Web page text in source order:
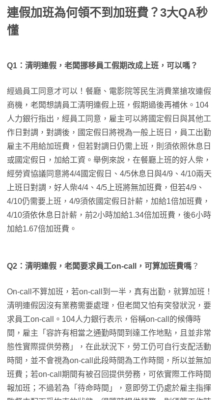
連假加班為何領不到加班費？3大QA秒
懂
Q1：清明連假，老闆挪移員工假期改成上班，可以嗎？
經過員工同意才可以！餐廳、電影院等民生消費業搶攻連假
商機，老闆想請員工清明連假上班，假期過後再補休。104
人力銀行指出，經員工同意，雇主可以將國定假日與其他工
作日對調，對調後，國定假日將視為一般上班日，員工出勤
雇主不用給加班費，但若對調日仍需上班，則須依照休息日
或國定假日，加給工資。舉例來說，在餐廳上班的好人柴，
經勞資協議同意將4/4國定假日、4/5休息日與4/9、4/10兩天
上班日對調，好人柴4/4、4/5上班將無加班費，但若4/9、
4/10仍需要上班，4/9須依國定假日計薪，加給1倍加班費，
4/10須依休息日計薪，前2小時加給1.34倍加班費，後6小時
加給1.67倍加班費。
Q2：清明連假，老闆要求員工on-call，可算加班費嗎 ？
On-call不算加班，若on-call到一半，真有出勤，就算加班！
清明連假因沒有業務需要處理，但老闆又怕有突發狀況，要
求員工on-call。104人力銀行表示，俗稱on-call的候傳時
間，雇主「容許有相當之通勤時間到達工作地點，且並非常
態性實際提供勞務」，在此狀況下，勞工仍可自行支配活動
時間，並不會視為on-call此段時間為工作時間，所以並無加
班費；若on-call期間有被召回提供勞務，可依實際工作時間
報加班；不過若為「待命時間」，意即勞工仍處於雇主指揮